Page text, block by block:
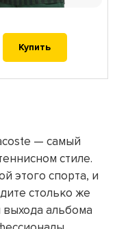
Купить
— самый
стиле.
этого спорта, и
столько же
альбома